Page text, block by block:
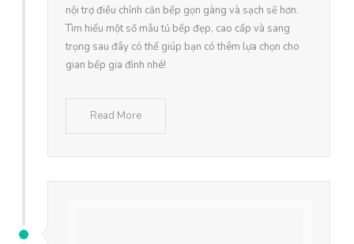
nội trợ điều chỉnh căn bếp gọn gàng và sạch sẽ hơn.
Tìm hiểu một số mẫu tủ bếp đẹp, cao cấp và sang
trọng sau đây có thể giúp bạn có thêm lựa chọn cho
gian bếp gia đình nhé!
Read More